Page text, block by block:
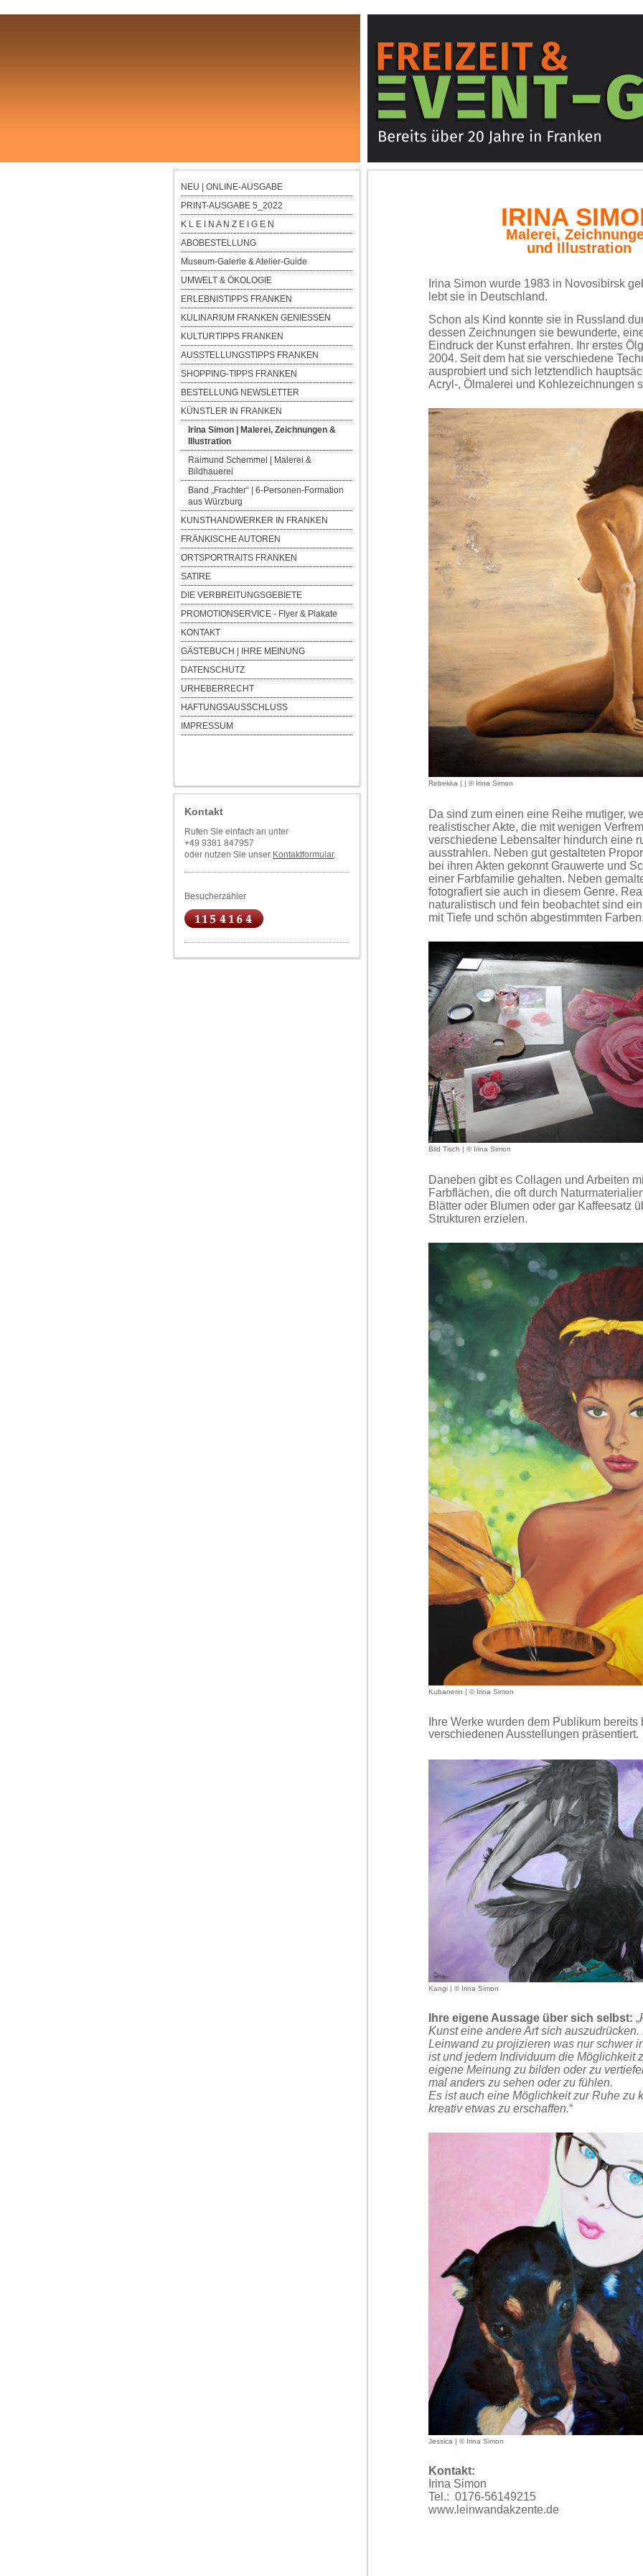
NEU | ONLINE-AUSGABE
PRINT-AUSGABE 5_2022
K L E I N A N Z E I G E N
ABOBESTELLUNG
Museum-Galerie & Atelier-Guide
UMWELT & ÖKOLOGIE
ERLEBNISTIPPS FRANKEN
KULINARIUM FRANKEN GENIESSEN
KULTURTIPPS FRANKEN
AUSSTELLUNGSTIPPS FRANKEN
SHOPPING-TIPPS FRANKEN
BESTELLUNG NEWSLETTER
KÜNSTLER IN FRANKEN
Irina Simon | Malerei, Zeichnungen &
Illustration
Raimund Schemmel | Malerei &
Bildhauerei
Band „Frachter“ | 6-Personen-Formation
aus Würzburg
KUNSTHANDWERKER IN FRANKEN
FRÄNKISCHE AUTOREN
ORTSPORTRAITS FRANKEN
SATIRE
DIE VERBREITUNGSGEBIETE
PROMOTIONSERVICE - Flyer & Plakate
KONTAKT
GÄSTEBUCH | IHRE MEINUNG
DATENSCHUTZ
URHEBERRECHT
HAFTUNGSAUSSCHLUSS
IMPRESSUM
Kontakt
Rufen Sie einfach an unter
+49 9381 847957
oder nutzen Sie unser Kontaktformular.
Besucherzähler
IRINA
Malerei,
und Illustration
Irina Simon wurde 1983 in Novosibirsk
lebt sie in Deutschland.
Schon als Kind konnte sie in Russland
dessen Zeichnungen sie bewunderte,
Eindruck der Kunst erfahren. Ihr erstes
2004. Seit dem hat sie verschiedene
ausprobiert und sich letztendlich
Acryl-, Ölmalerei und Kohlezeichnungen
Rebekka | | © Irina Simon
Da sind zum einen eine Reihe mutiger,
realistischer Akte, die mit wenigen
verschiedene Lebensalter hindurch eine
ausstrahlen. Neben gut gestalteten
bei ihren Akten gekonnt Grauwerte und
einer Farbfamilie gehalten. Neben
fotografiert sie auch in diesem Genre.
naturalistisch und fein beobachtet sind
mit Tiefe und schön abgestimmten
Bild Tisch | © Irina Simon
Daneben gibt es Collagen und Arbeiten
Farbflächen, die oft durch
Blätter oder Blumen oder gar Kaffeesatz
Strukturen erzielen.
Kubanerin | © Irina Simon
Ihre Werke wurden dem Publikum bereits
verschiedenen Ausstellungen präsentiert.
Kangi | © Irina Simon
Ihre eigene Aussage über sich selbst: „
Kunst eine andere Art sich auszudrücken.
Leinwand zu projizieren was nur schwer
ist und jedem Individuum die Möglichkeit
eigene Meinung zu bilden oder zu
mal anders zu sehen oder zu fühlen.
Es ist auch eine Möglichkeit zur Ruhe zu
kreativ etwas zu erschaffen.“
Jessica | © Irina Simon
Kontakt:
Irina Simon
Tel.: 0176-56149215
www.leinwandakzente.de